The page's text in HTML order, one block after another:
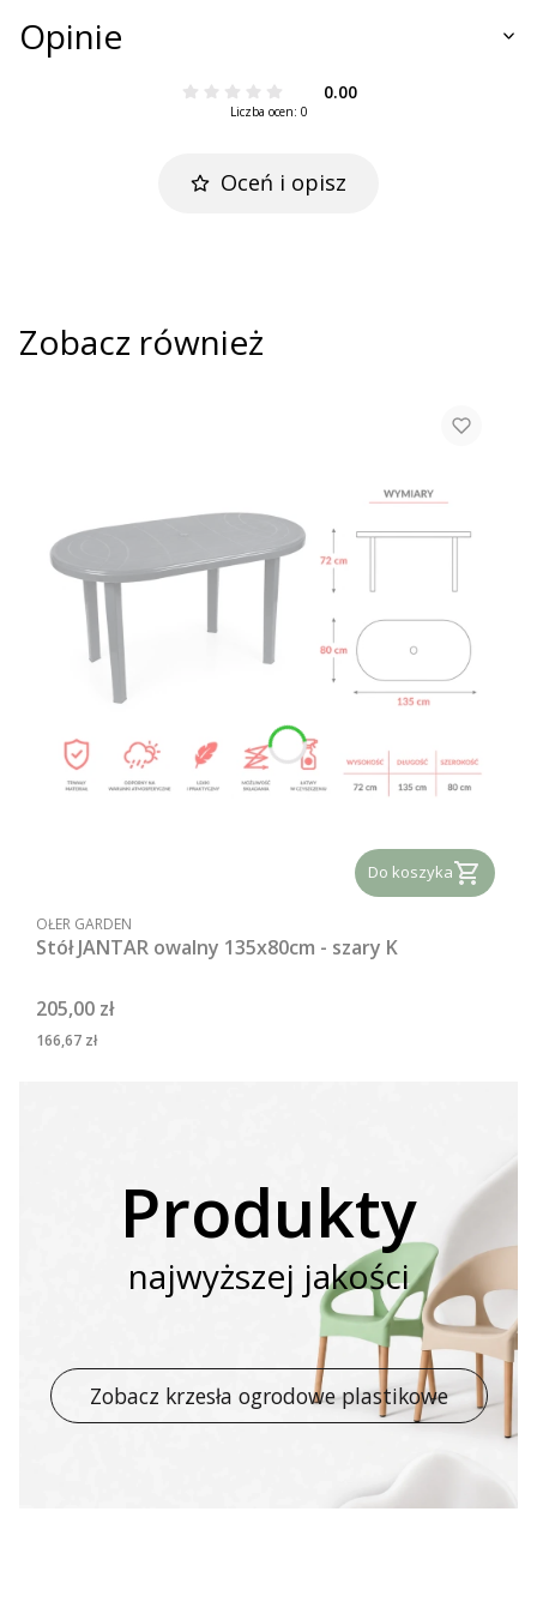
Opinie
0.00
Liczba ocen: 0
Oceń i opisz
Zobacz również
Do koszyka
PRODUCENT
OŁER GARDEN
Stół JANTAR owalny 135x80cm - szary K
Cena
205,00 zł
Cena
166,67 zł
Produkty
najwyższej jakości
Zobacz krzesła ogrodowe plastikowe